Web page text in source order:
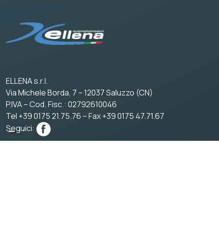
ELLENA s.r.l.
Via Michele Borda, 7 – 12037 Saluzzo (CN)
P.IVA – Cod. Fisc.: 02792610046
Tel +39 0175 21.75.76 – Fax +39 0175 47.71.67
Seguici: